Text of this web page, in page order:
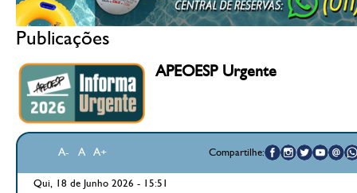
Publicações
APEOESP Urgente
A- A A+ Compartilhe:
Qui, 18 de Junho 2026 - 15:51